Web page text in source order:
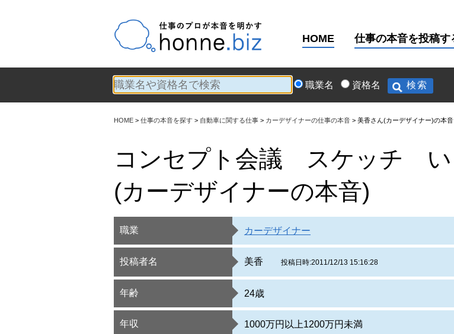
HOME 仕事の本音を投稿す
職業名 資格名
HOME 仕事の本音を探す 自動車に関する仕事 カーデザイナーの仕事の本音 美香さん(カーデザイナー)の本音
コンセプト会議 スケッチ い
(カーデザイナーの本音)
職業 カーデザイナー
投稿者名 美香 投稿日時:2011/12/13 15:16:28
年齢 24歳
年収 1000万円以上1200万円未満